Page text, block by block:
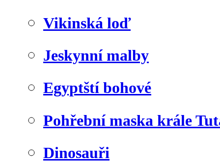
Vikinská loď
Jeskynní malby
Egyptští bohové
Pohřební maska krále
Dinosauři